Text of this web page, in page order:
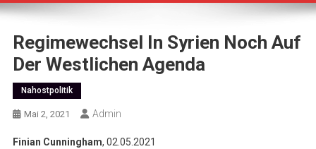
Regimewechsel In Syrien Noch Auf
Der Westlichen Agenda
Nahostpolitik
Mai 2, 2021 Admin
Finian Cunningham, 02.05.2021